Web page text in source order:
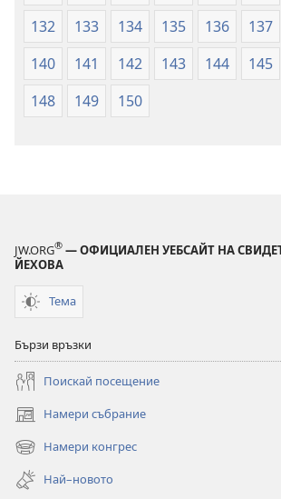
132
133 134 135 136 137
140
141 142 143 144 145
148
149 150
JW.ORG® — ОФИЦИАЛЕН УЕБСАЙТ НА
ЙЕХОВА
Тема
Бързи връзки
Поискай посещение
Намери събрание
(отваря
нов
прозорец)
Намери конгрес
(отваря
нов
прозорец)
Най–новото